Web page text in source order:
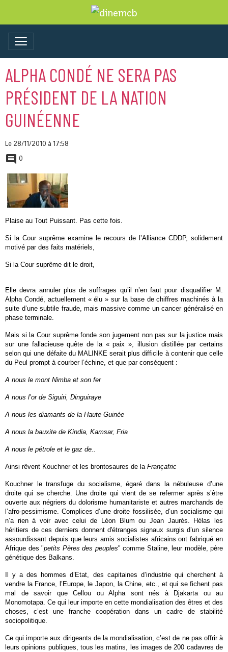
ALPHA CONDÉ NE SERA PAS
PRÉSIDENT DE LA NATION
GUINÉENNE
Le 28/11/2010 à 17:58
0
Plaise au Tout Puissant. Pas cette fois.
Si la Cour suprême examine le recours de l’Alliance CDDP, solidement
motivé par des faits matériels,
Si la Cour suprême dit le droit,
Elle devra annuler plus de suffrages qu’il n’en faut pour disqualifier M.
Alpha Condé, actuellement « élu » sur la base de chiffres machinés à la
suite d’une subtile fraude, mais massive comme un cancer généralisé en
phase terminale.
Mais si la Cour suprême fonde son jugement non pas sur la justice mais
sur une fallacieuse quête de la « paix », illusion distillée par certains
selon qui une défaite du MALINKE serait plus difficile à contenir que celle
du Peul prompt à courber l’échine, et que par conséquent :
A nous le mont Nimba et son fer
A nous l’or de Siguiri, Dinguiraye
A nous les diamants de la Haute Guinée
A nous la bauxite de Kindia, Kamsar, Fria
A nous le pétrole et le gaz de..
Ainsi rêvent Kouchner et les brontosaures de la Françafric
Kouchner le transfuge du socialisme, égaré dans la nébuleuse d’une
droite qui se cherche. Une droite qui vient de se refermer après s’être
ouverte aux négriers du dolorisme humanitariste et autres marchands de
l’afro-pessimisme. Complices d’une droite fossilisée, d’un socialisme qui
n’a rien à voir avec celui de Léon Blum ou Jean Jaurès. Hélas les
héritiers de ces derniers donnent d'étranges signaux surgis d’un silence
assourdissant depuis que leurs amis socialistes africains ont fabriqué en
Afrique des "petits Pères des peuples" comme Staline, leur modèle, père
génétique des Balkans.
Il y a des hommes d’Etat, des capitaines d’industrie qui cherchent à
vendre la France, l’Europe, le Japon, la Chine, etc., et qui se fichent pas
mal de savoir que Cellou ou Alpha sont nés à Djakarta ou au
Monomotapa. Ce qui leur importe en cette mondialisation des êtres et des
choses, c’est une franche coopération dans un cadre de stabilité
sociopolitique.
Ce qui importe aux dirigeants de la mondialisation, c’est de ne pas offrir à
leurs opinions publiques, tous les matins, les images de 200 cadavres de